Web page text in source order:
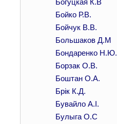
Богуцкая К.В
Бойко Р.В.
Бойчук В.В.
Большаков Д.М
Бондаренко Н.Ю.
Борзак О.В.
Боштан О.А.
Брік К.Д.
Бувайло А.І.
Булыга О.С